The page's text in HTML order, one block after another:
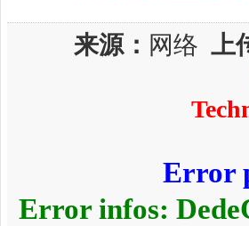
来源： 网络 上
Error
Error infos: